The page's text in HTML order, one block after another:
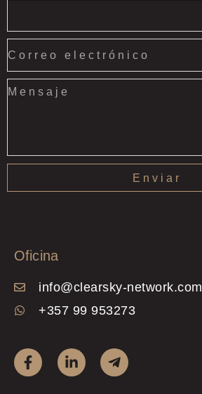
Enviar
Oficina
info@clearsky-network.com
+357 99 953273